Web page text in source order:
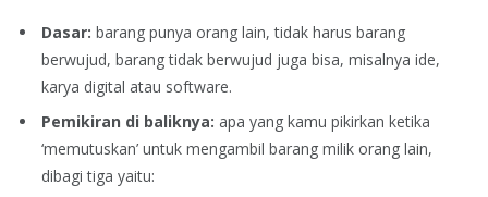
Dasar: barang punya orang lain, tidak harus barang
berwujud, barang tidak berwujud juga bisa, misalnya ide,
karya digital atau software.
Pemikiran di baliknya: apa yang kamu pikirkan ketika
‘memutuskan’ untuk mengambil barang milik orang lain,
dibagi tiga yaitu: